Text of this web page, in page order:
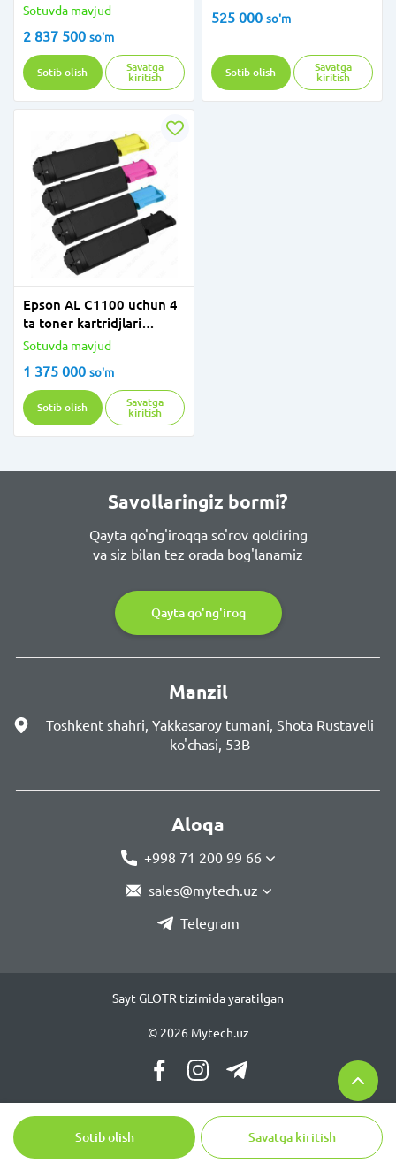
Sotib olish Savatga kiritish
Sotuvda mavjud
2 837 500 so'm
Sotib olish
Savatga
kiritish
525 000 so'm
Sotib olish
Savatga
kiritish
Epson AL C1100 uchun 4
ta toner kartridjlari
(CMYK) to'plami
Sotuvda mavjud
1 375 000 so'm
Sotib olish
Savatga
kiritish
Savollaringiz bormi?
Qayta qo'ng'iroqqa so'rov qoldiring
va siz bilan tez orada bog'lanamiz
Qayta qo'ng'iroq
Manzil
Toshkent shahri, Yakkasaroy tumani, Shota Rustaveli
ko'chasi, 53B
Aloqa
+998 71 200 99 66
sales@mytech.uz
Telegram
Sayt GLOTR tizimida yaratilgan
© 2026 Mytech.uz